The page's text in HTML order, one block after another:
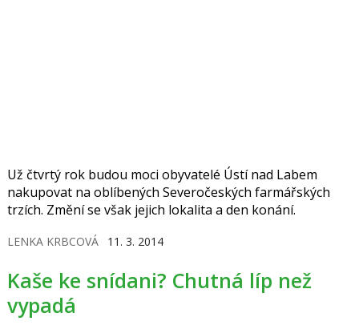
Už čtvrtý rok budou moci obyvatelé Ústí nad Labem
nakupovat na oblíbených Severočeských farmářských
trzích. Změní se však jejich lokalita a den konání.
LENKA KRBCOVÁ 11. 3. 2014
Kaše ke snídani? Chutná líp než
vypadá